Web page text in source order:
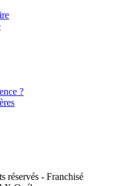
?
- Franchisé